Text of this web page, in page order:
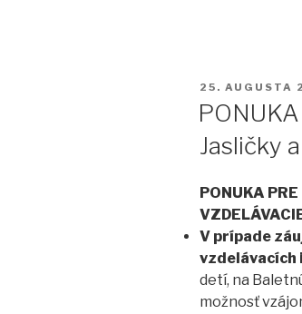
PUBLIKOVANÉ
25. AUGUSTA
Jasličky
PONUKA PRE
V prípade
detí, na
možnosť